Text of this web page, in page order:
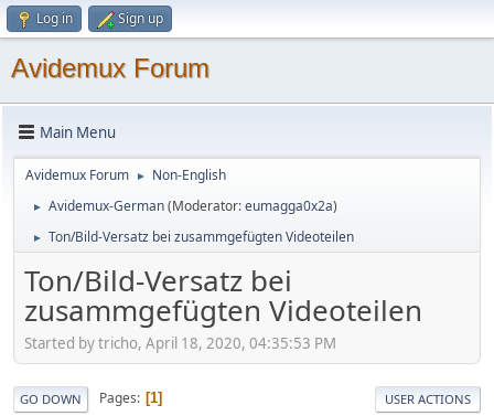
Log in Sign up
Avidemux Forum
Main Menu
Avidemux Forum ► Non-English
► Avidemux-German(Moderator:eumagga0x2a)
► Ton/Bild-Versatz bei zusammgefügten Videoteilen
Ton/Bild-Versatz bei
zusammgefügten Videoteilen
Started by tricho, April 18, 2020, 04:35:53 PM
GO DOWN Pages 1 USER ACTIONS